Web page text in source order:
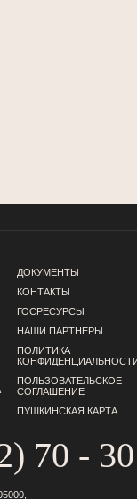
ДОКУМЕНТЫ
КОНТАКТЫ
ГОСРЕСУРСЫ
НАШИ ПАРТНЁРЫ
ПОЛИТИКА
ПОЛЬЗОВАТЕЛЬСКОЕ
СОГЛАШЕНИЕ
ПУШКИНСКАЯ КАРТА
70 -